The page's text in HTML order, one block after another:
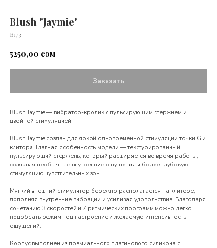
Blush "Jaymie"
В173
5250,00 сом
Заказать
Blush Jaymie — вибратор-кролик с пульсирующим стержнем и
двойной стимуляцией
Blush Jaymie создан для яркой одновременной стимуляции точки G и
клитора. Главная особенность модели — текстурированный
пульсирующий стержень, который расширяется во время работы,
создавая необычные внутренние ощущения и более глубокую
стимуляцию чувствительных зон.
Мягкий внешний стимулятор бережно располагается на клиторе,
дополняя внутренние вибрации и усиливая удовольствие. Благодаря
сочетанию 3 скоростей и 7 ритмических программ можно легко
подобрать режим под настроение и желаемую интенсивность
ощущений.
Корпус выполнен из премиального платинового силикона с